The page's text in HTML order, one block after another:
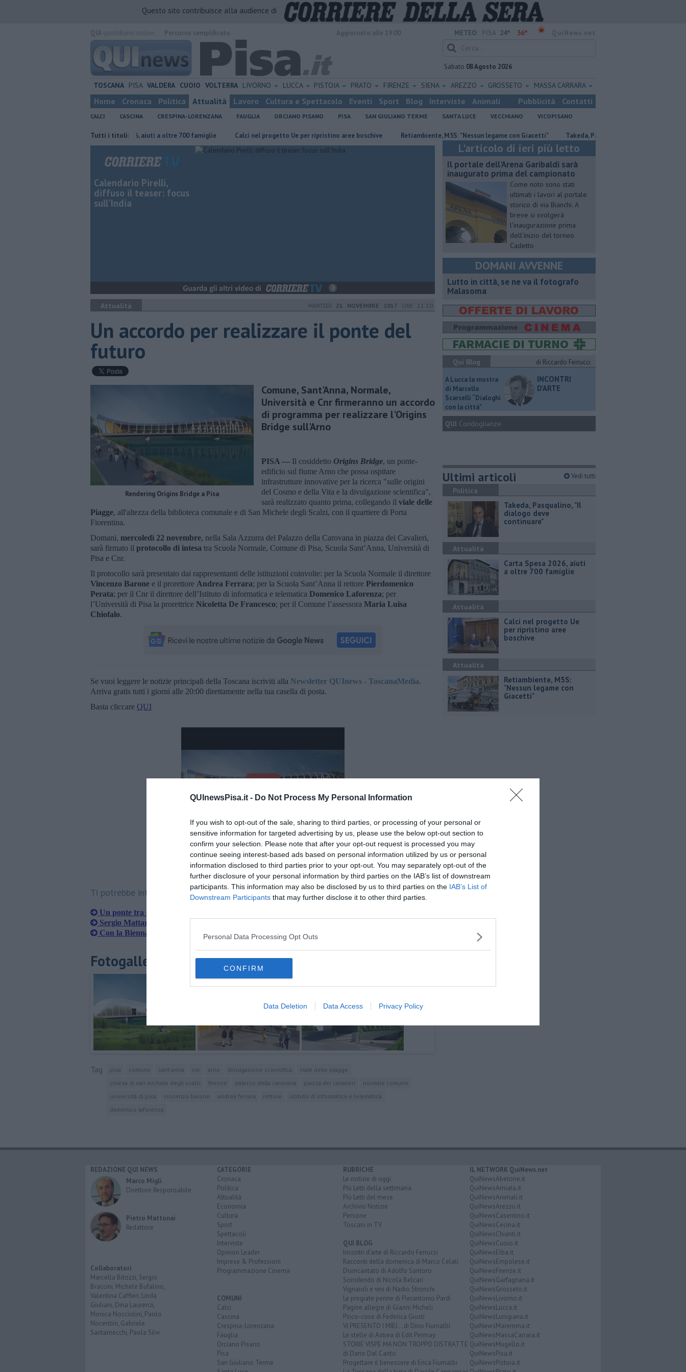
QUInewsPisa.it - Do Not Process My Personal Information
If you wish to opt-out of the sale, sharing to third parties, or processing of your personal or
sensitive information for targeted advertising by us, please use the below opt-out section to
confirm your selection. Please note that after your opt-out request is processed you may
continue seeing interest-based ads based on personal information utilized by us or personal
information disclosed to third parties prior to your opt-out. You may separately opt-out of the
further disclosure of your personal information by third parties on the IAB’s list of downstream
participants. This information may also be disclosed by us to third parties on the IAB’s List of
Downstream Participants that may further disclose it to other third parties.
Personal Data Processing Opt Outs
CONFIRM
Data Deletion Data Access Privacy Policy
Questo sito contribuisce alla audience di
METEO: 24° 36°
Sabato 08 Agosto 2026
TOSCANA PISA VALDERA CUOIO VOLTERRA LIVORNO LUCCA PISTOIA PRATO FIRENZE SIENA AREZZO GROSSETO MASSA CARRARA
Home Cronaca Politica Attualità Lavoro Cultura e Spettacolo Eventi Sport Blog Interviste Animali Pubblicità Contatti
CALCI CASCINA CRESPINA-LORENZANA FAUGLIA ORCIANO PISANO PISA SAN GIULIANO TERME SANTA LUCE VECCHIANO VICOPISANO
Tutti i titoli:
Carta Spesa 2026, aiuti a oltre 700 famiglie Calci nel progetto Ue per ripristino aree boschive Retiambiente, M5S: "Nessun legame con Giacetti" Takeda, Pasqualino, "Il dialogo deve continuare"
Calendario Pirelli,
diffuso il teaser: focus
sull'India
Attualità MARTEDÌ 21 NOVEMBRE 2017 ORE 11:10
Un accordo per realizzare il ponte del
futuro
Rendering Origins Bridge a Pisa
Comune, Sant'Anna, Normale,
Università e Cnr firmeranno un accordo
di programma per realizzare l'Origins
Bridge sull'Arno
PISA — Il cosiddetto Origins Bridge, un ponte-
edificio sul fiume Arno che possa ospitare
infrastrutture innovative per la ricerca "sulle origini
del Cosmo e della Vita e la divulgazione scientifica",
sarà realizzato quanto prima, collegando il viale delle
Piagge, all'altezza della biblioteca comunale e di San Michele degli Scalzi, con il quartiere di Porta
Fiorentina.
Domani, mercoledì 22 novembre, nella Sala Azzurra del Palazzo della Carovana in piazza dei Cavalieri,
sarà firmato il protocollo di intesa tra Scuola Normale, Comune di Pisa, Scuola Sant’Anna, Università di
Pisa e Cnr.
Il protocollo sarà presentato dai rappresentanti delle istituzioni coinvolte: per la Scuola Normale il direttore
Vincenzo Barone e il prorettore Andrea Ferrara; per la Scuola Sant’Anna il rettore Pierdomenico
Perata; per il Cnr il direttore dell’Istituto di informatica e telematica Domenico Laforenza; per
l’Università di Pisa la prorettrice Nicoletta De Francesco; per il Comune l’assessora Maria Luisa
Chiofalo.
Se vuoi leggere le notizie principali della Toscana iscriviti alla Newsletter QUInews - ToscanaMedia.
Arriva gratis tutti i giorni alle 20:00 direttamente nella tua casella di posta.
Basta cliccare QUI
Origin Bridge Concept - trailer
Ti potrebbe interessare anche:
Un ponte tra cielo e terra
Sergio Mattarella di nuovo in visita a Pisa
Con la Biennale Pisa si riscopre città d'acqua
Fotogallery
Tag pisa comune sant'anna cnr arno divulgazione scientifica
viale delle piagge
chiesa di san michele degli scalzi
firenze palazzo della carovana piazza dei cavalieri
normale comune
università di pisa
vincenzo barone andrea ferrara rettore
istituto di informatica e telematica
domenico laforenza
L'articolo di ieri più letto
Il portale dell'Arena Garibaldi sarà
inaugurato prima del campionato
Come noto sono stati
ultimati i lavori al portale
storico di via Bianchi. A
breve si svolgerà
l'inaugurazione prima
dell'inizio del torneo
Cadetto
DOMANI AVVENNE
Lutto in città, se ne va il fotografo
Malasoma
Qui Blog
di Riccardo Ferrucci
A Lucca la mostra
di Marcello
Scarselli “Dialoghi
con la città"
INCONTRI
D'ARTE
QUI Condoglianze
Ultimi articoli Vedi tutti
Politica
Takeda, Pasqualino, "Il
dialogo deve
continuare"
Attualità
Carta Spesa 2026, aiuti
a oltre 700 famiglie
Attualità
Calci nel progetto Ue
per ripristino aree
boschive
Attualità
Retiambiente, M5S:
"Nessun legame con
Giacetti"
REDAZIONE QUI NEWS
Marco Migli
Direttore Responsabile
Pietro Mattonai
Redattore
Collaboratori
Marcella Bitozzi, Sergio
Braccini, Michele Bufalino,
Valentina Caffieri, Linda
Giuliani, Dina Laurenzi,
Monica Nocciolini, Paolo
Nocentini, Gabriele
Santarnecchi, Paola Silvi.
CATEGORIE
Cronaca
Politica
Attualità
Economia
Cultura
Sport
Spettacoli
Interviste
Opinion Leader
Imprese & Professioni
Programmazione Cinema
COMUNI
Calci
Cascina
Crespina-Lorenzana
Fauglia
Orciano Pisano
Pisa
San Giuliano Terme
RUBRICHE
Le notizie di oggi
Più Letti della settimana
Più Letti del mese
Archivio Notizie
Persone
Toscani in TV
QUI BLOG
Incontri d'arte di Riccardo Ferrucci
Racconti della domenica di Marco Celati
Disincantato di Adolfo Santoro
Sorridendo di Nicola Belcari
Vignaioli e vini di Nadio Stronchi
Le pregiate penne di Pierantonio Pardi
Pagine allegre di Gianni Micheli
Psico-cose di Federica Giusti
VI PRESENTO I MIEI... di Dino Fiumalbi
Le stelle di Astrea di Edit Permay
STORIE VISPE MA NON TROPPO DISTRATTE
di Dario Dal Canto
Progettare il benessere di Erica Fiumalbi
IL NETWORK QuiNews.net
QuiNewsAbetone.it
QuiNewsAmiata.it
QuiNewsAnimali.it
QuiNewsArezzo.it
QuiNewsCasentino.it
QuiNewsCecina.it
QuiNewsChianti.it
QuiNewsCuoio.it
QuiNewsElba.it
QuiNewsEmpolese.it
QuiNewsFirenze.it
QuiNewsGarfagnana.it
QuiNewsGrosseto.it
QuiNewsLivorno.it
QuiNewsLucca.it
QuiNewsLunigiana.it
QuiNewsMaremma.it
QuiNewsMassaCarrara.it
QuiNewsMugello.it
QuiNewsPisa.it
QuiNewsPistoia.it